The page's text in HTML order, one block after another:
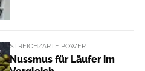
STREICHZARTE POWER
Nussmus für Läufer im